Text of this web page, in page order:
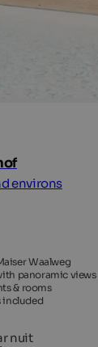
environs
Waalweg
panoramic views
& rooms
included
nuit